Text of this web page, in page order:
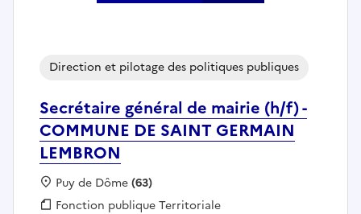
Secrétaire général de mairie (h/f) -
COMMUNE DE SAINT GERMAIN
LEMBRON
Direction et pilotage des politiques publiques
Localisation :
Puy de Dôme(63)
Fonction publique :
Fonction publique Territoriale